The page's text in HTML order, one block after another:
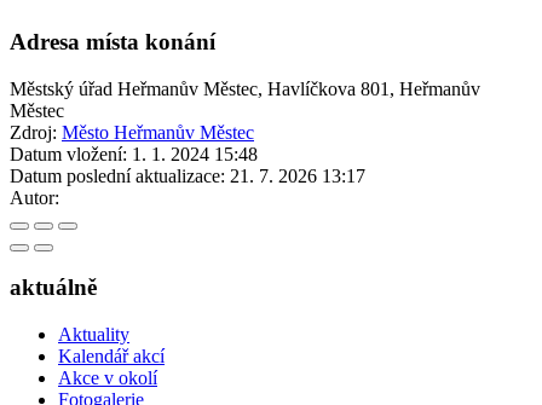
Adresa místa konání
Městský úřad Heřmanův Městec, Havlíčkova 801, Heřmanův
Městec
Zdroj: Město Heřmanův Městec
Datum vložení: 1. 1. 2024 15:48
Datum poslední aktualizace: 21. 7. 2026 13:17
Autor:
aktuálně
Aktuality
Kalendář akcí
Akce v okolí
Fotogalerie